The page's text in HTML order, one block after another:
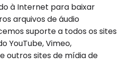
à Internet para baixar
arquivos de áudio
suporte a todos os sites
YouTube, Vimeo,
outros sites de mídia de